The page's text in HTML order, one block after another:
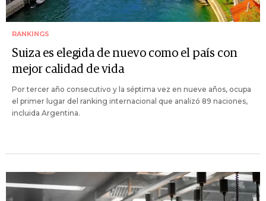
RANKINGS
Suiza es elegida de nuevo como el país con
mejor calidad de vida
Por tercer año consecutivo y la séptima vez en nueve años, ocupa
el primer lugar del ranking internacional que analizó 89 naciones,
incluida Argentina.